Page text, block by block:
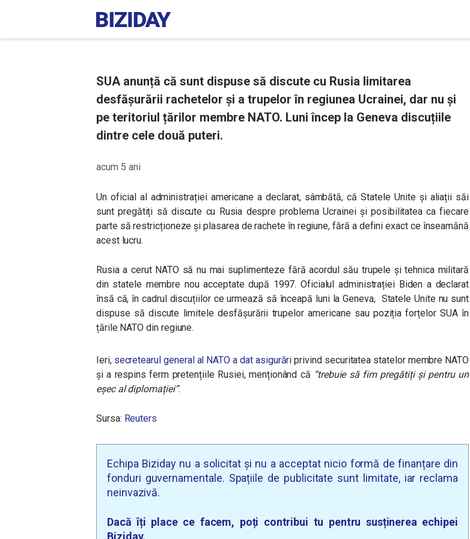
SUA anunță că sunt dispuse să discute cu Rusia limitarea
desfășurării rachetelor și a trupelor în regiunea Ucrainei, dar nu și
pe teritoriul țărilor membre NATO. Luni încep la Geneva discuțiile
dintre cele două puteri.
acum 5 ani
Un oficial al administrației americane a declarat, sâmbătă, că Statele Unite și aliații săi
sunt pregătiți să discute cu Rusia despre problema Ucrainei și posibilitatea ca fiecare
parte să restricționeze și plasarea de rachete în regiune, fără a defini exact ce înseamănă
acest lucru.
Rusia a cerut NATO să nu mai suplimenteze fără acordul său trupele și tehnica militară
din statele membre nou acceptate după 1997. Oficialul administrației Biden a declarat
însă că, în cadrul discuțiilor ce urmează să înceapă luni la Geneva, Statele Unite nu sunt
dispuse să discute limitele desfășurării trupelor americane sau poziția forțelor SUA în
țările NATO din regiune.
Ieri, secretearul general al NATO a dat asigurări privind securitatea statelor membre NATO
și a respins ferm pretențiile Rusiei, menționând că “trebuie să fim pregătiți și pentru un
eșec al diplomației”.
Sursa: Reuters
Echipa Biziday nu a solicitat și nu a acceptat nicio formă de finanțare din
fonduri guvernamentale. Spațiile de publicitate sunt limitate, iar reclama
neinvazivă.
Dacă îți place ce facem, poți contribui tu pentru susținerea echipei
Biziday.